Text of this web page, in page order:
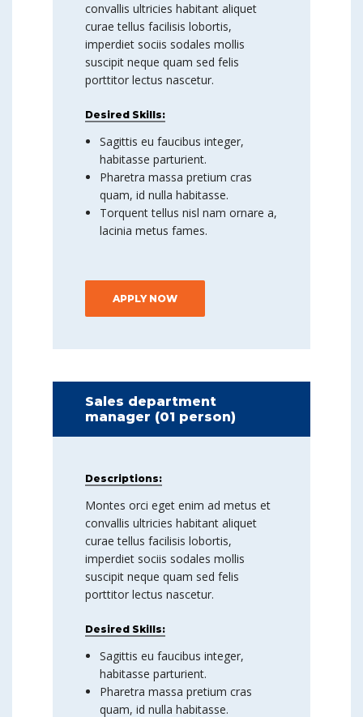
convallis ultricies habitant aliquet
curae tellus facilisis lobortis,
imperdiet sociis sodales mollis
suscipit neque quam sed felis
porttitor lectus nascetur.
Desired Skills:
Sagittis eu faucibus integer,
habitasse parturient.
Pharetra massa pretium cras
quam, id nulla habitasse.
Torquent tellus nisl nam ornare a,
lacinia metus fames.
APPLY NOW
Sales department
manager (01 person)
Descriptions:
Montes orci eget enim ad metus et
convallis ultricies habitant aliquet
curae tellus facilisis lobortis,
imperdiet sociis sodales mollis
suscipit neque quam sed felis
porttitor lectus nascetur.
Desired Skills:
Sagittis eu faucibus integer,
habitasse parturient.
Pharetra massa pretium cras
quam, id nulla habitasse.